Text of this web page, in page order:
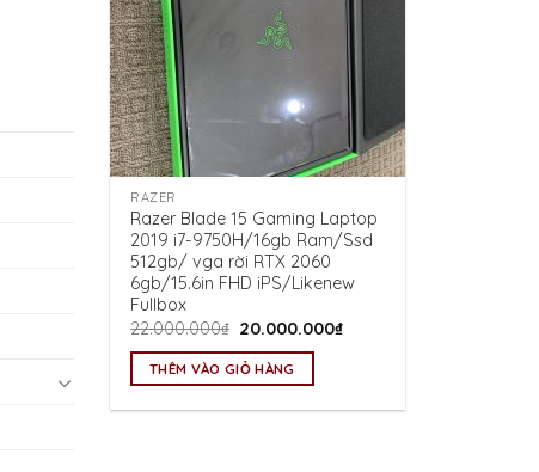
RAZER
Razer Blade 15 Gaming Laptop
2019 i7-9750H/16gb Ram/Ssd
512gb/ vga rời RTX 2060
6gb/15.6in FHD iPS/Likenew
Fullbox
22.000.000₫ Giá
là:
22.000.000₫.
20.000.000₫Giá
THÊM VÀO GIỎ HÀNG